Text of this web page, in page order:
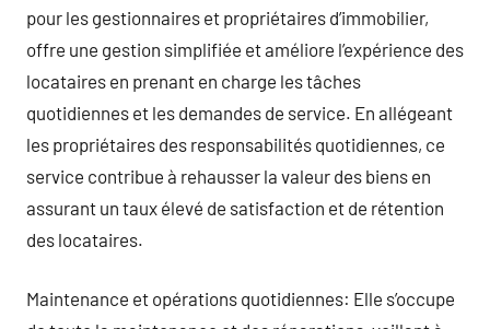
pour les gestionnaires et propriétaires d’immobilier,
offre une gestion simplifiée et améliore l’expérience des
locataires en prenant en charge les tâches
quotidiennes et les demandes de service. En allégeant
les propriétaires des responsabilités quotidiennes, ce
service contribue à rehausser la valeur des biens en
assurant un taux élevé de satisfaction et de rétention
des locataires.
Maintenance et opérations quotidiennes: Elle s’occupe